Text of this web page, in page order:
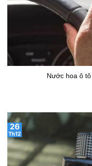
Nước hoa ô
26
Th12